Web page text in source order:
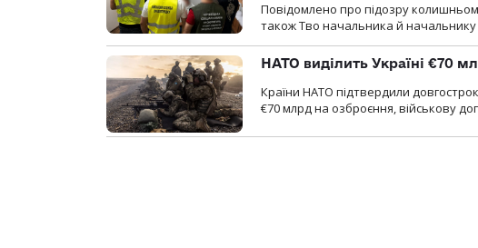
Повідомлено про підозру
також Тво начальника й
НАТО виділить Україні €70
Країни НАТО підтвердили
€70 млрд на озброєння, військову